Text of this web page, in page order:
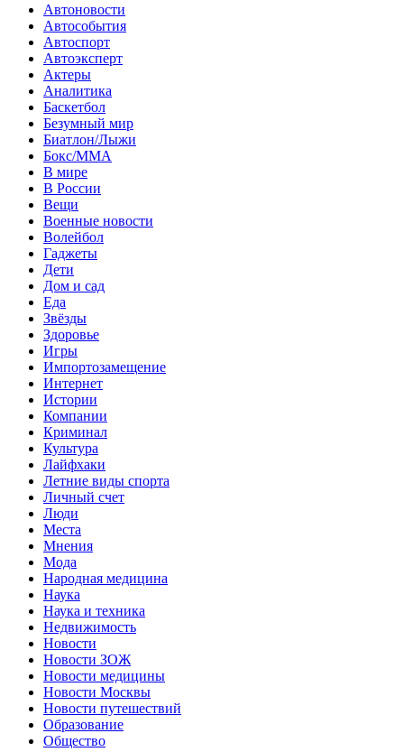
Автоновости
Автособытия
Автоспорт
Автоэксперт
Актеры
Аналитика
Баскетбол
Безумный мир
Биатлон/Лыжи
Бокс/MMA
В мире
В России
Вещи
Военные новости
Волейбол
Гаджеты
Дети
Дом и сад
Еда
Звёзды
Здоровье
Игры
Импортозамещение
Интернет
Истории
Компании
Криминал
Культура
Лайфхаки
Летние виды спорта
Личный счет
Люди
Места
Мнения
Мода
Народная медицина
Наука
Наука и техника
Недвижимость
Новости
Новости ЗОЖ
Новости медицины
Новости Москвы
Новости путешествий
Образование
Общество